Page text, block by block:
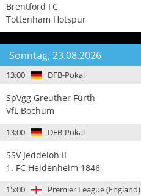
Brentford FC
Tottenham Hotspur
Sonntag, 23.08.2026
13:00 DFB-Pokal
SpVgg Greuther Fürth
VfL Bochum
13:00 DFB-Pokal
SSV Jeddeloh II
1. FC Heidenheim 1846
15:00 Premier League (England)